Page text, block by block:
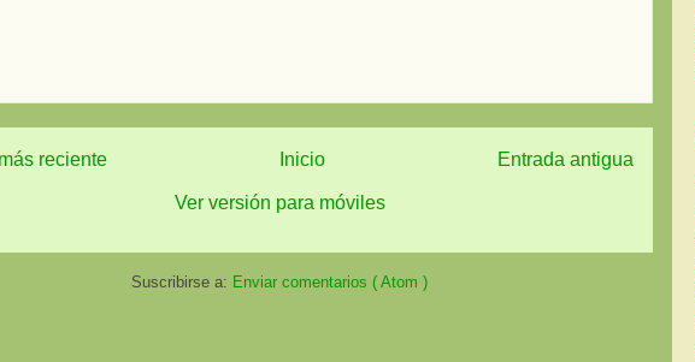
reciente Entrada antigua
Inicio
Ver versión para móviles
Suscribirse a: Enviar comentarios ( Atom )